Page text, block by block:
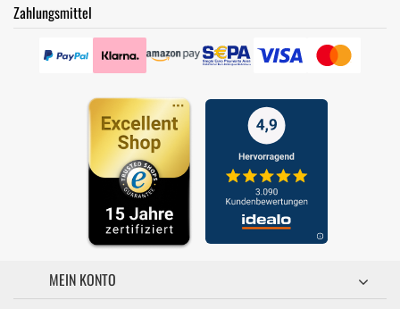
Zahlungsmittel
MEIN KONTO